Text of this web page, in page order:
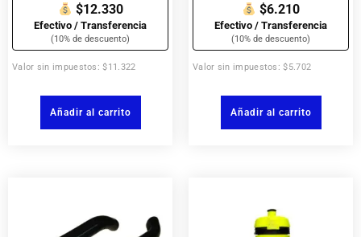
$12.330
Efectivo / Transferencia
(10% de descuento)
Valor sin impuestos: $11.322
Añadir al carrito
$6.210
Efectivo / Transferencia
(10% de descuento)
Valor sin impuestos: $5.702
Añadir al carrito